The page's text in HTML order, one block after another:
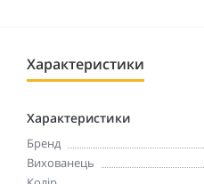
Характеристики
Характеристики
Бренд
Вихованець